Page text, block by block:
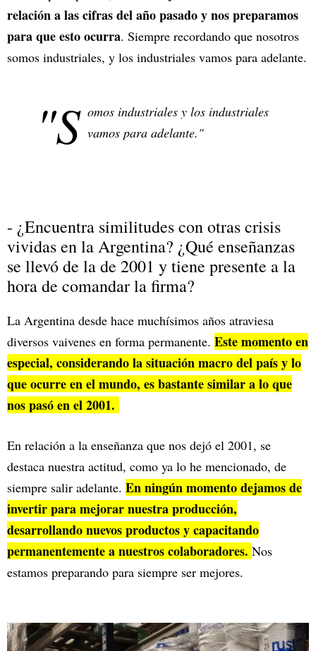
relación a las cifras del año pasado y nos preparamos
para que esto ocurra. Siempre recordando que nosotros
somos industriales, y los industriales vamos para adelante.
"S omos industriales y los industriales
vamos para adelante."
- ¿Encuentra similitudes con otras crisis
vividas en la Argentina? ¿Qué enseñanzas
se llevó de la de 2001 y tiene presente a la
hora de comandar la firma?
La Argentina desde hace muchísimos años atraviesa
diversos vaivenes en forma permanente. Este momento en
especial, considerando la situación macro del país y lo
que ocurre en el mundo, es bastante similar a lo que
nos pasó en el 2001.
En relación a la enseñanza que nos dejó el 2001, se
destaca nuestra actitud, como ya lo he mencionado, de
siempre salir adelante. En ningún momento dejamos de
invertir para mejorar nuestra producción,
desarrollando nuevos productos y capacitando
permanentemente a nuestros colaboradores. Nos
estamos preparando para siempre ser mejores.